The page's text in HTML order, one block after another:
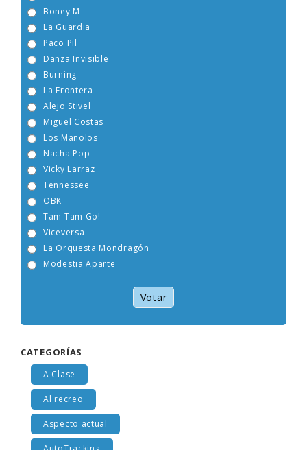
Boney M
Burning
Alejo Stivel
Miguel Costas
Nacha Pop
Vicky Larraz
La Orquesta Mondragón
Modestia Aparte
Votar
CATEGORÍAS
A Clase
Al recreo
Aspecto actual